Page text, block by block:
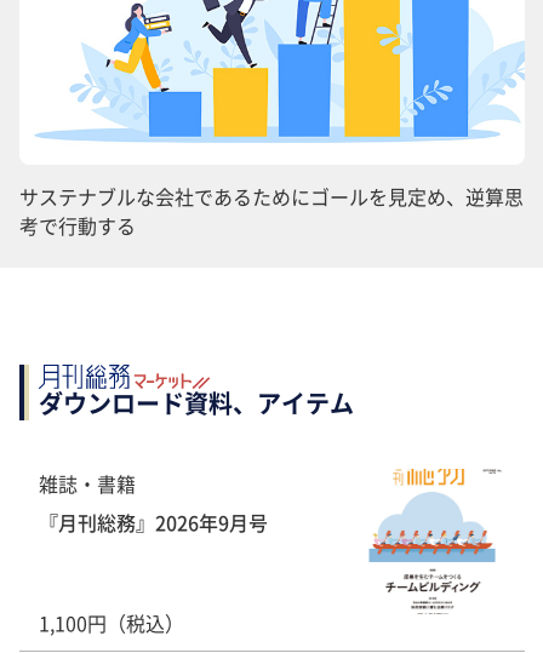
サステナブルな会社であるためにゴールを見定め、逆算思
考で行動する
ダウンロード資料、アイテム
雑誌・書籍
『月刊総務』2026年9月号
1,100円（税込）